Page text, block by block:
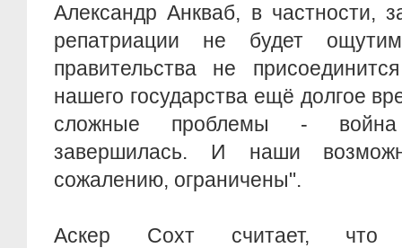
Александр Анкваб, в частности,
репатриации не будет
правительства не
нашего государства ещё долгое
сложные проблемы -
завершилась. И наши
сожалению, ограничены".
Аскер Сохт считает, что